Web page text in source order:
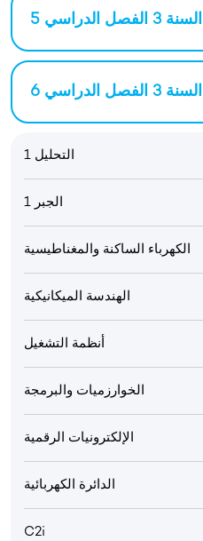
السنة 3 الفصل الدراسي 5
السنة 3 الفصل الدراسي 6
التحليل 1
الجبر 1
الكهرباء الساكنة والمغناطيسية
الهندسة الميكانيكية
أنظمة التشغيل
الخوارزميات والبرمجة
الإلكترونيات الرقمية
الدائرة الكهربائية
C2i